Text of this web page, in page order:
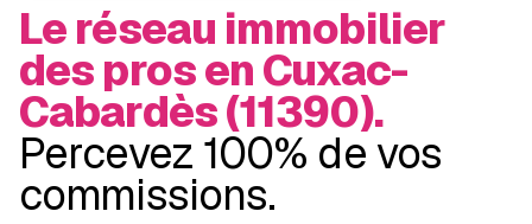
Le réseau immobilier
des pros en Cuxac-
Cabardès (11390).
Percevez 100% de vos
commissions.